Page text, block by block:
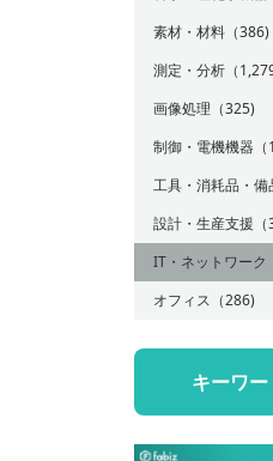
素材・材料 （386)
測定・分析 （
画像処理 （325)
制御・電機機器
工具・消耗品・備
設計・生産支援
IT・ネットワーク
オフィス （286)
キーワ